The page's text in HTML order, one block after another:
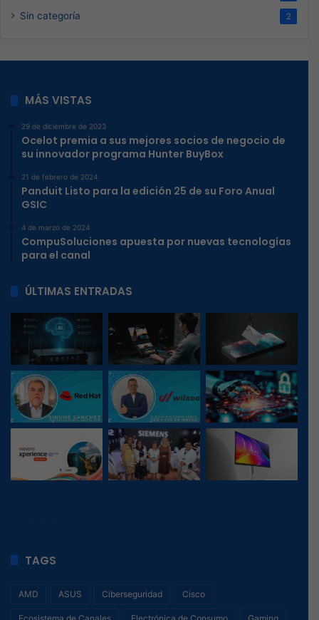
Sin categoría 2
MÁS VISTAS
29 de diciembre de 2023
Ocelot premia a sus mejores socios de negocio de
su innovador programa Hunter BuyBox
21 de febrero de 2024
Panduit Listo para la edición 25 de su Foro Anual
GSIC
4 de marzo de 2024
CompuSoluciones apuesta por nuevas tecnologías
para el canal
ÚLTIMAS ENTRADAS
TAGS
AMD ASUS Ciberseguridad Cisco